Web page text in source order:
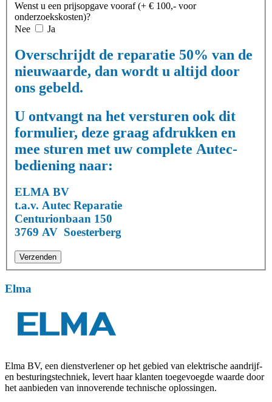
Wenst u een prijsopgave vooraf (+ € 100,- voor
onderzoekskosten)?
Nee
Ja
Overschrijdt de reparatie 50% van de
nieuwaarde, dan wordt u altijd door
ons gebeld.
U ontvangt na het versturen ook dit
formulier, deze graag afdrukken en
mee sturen met uw complete Autec-
bediening naar:
ELMA BV
t.a.v. Autec Reparatie
Centurionbaan 150
3769 AV Soesterberg
Verzenden
Elma
Elma BV, een dienstverlener op het gebied van elektrische aandrijf-
en besturingstechniek, levert haar klanten toegevoegde waarde door
het aanbieden van innoverende technische oplossingen.